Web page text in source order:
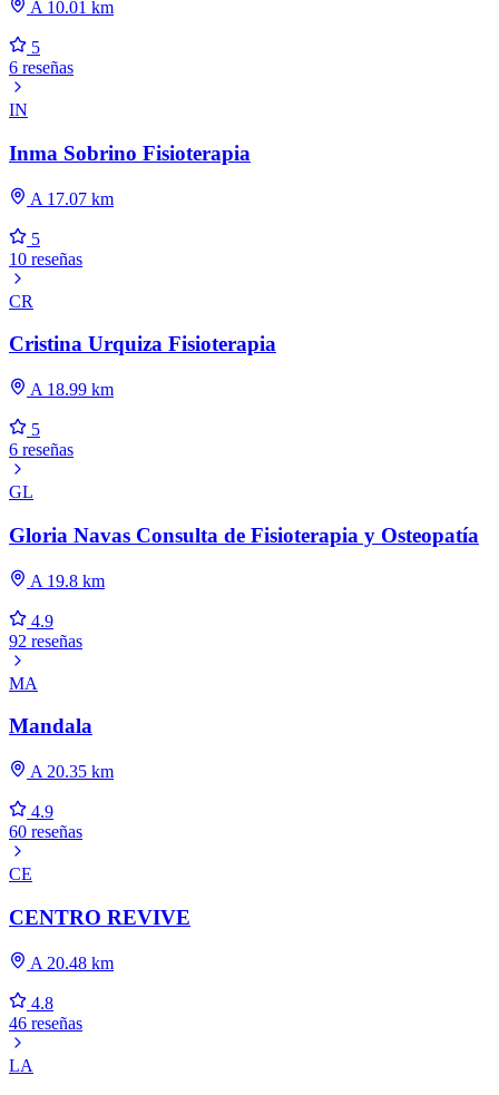
A 10.01 km
5
6 reseñas
IN
Inma Sobrino Fisioterapia
A 17.07 km
5
10 reseñas
CR
Cristina Urquiza Fisioterapia
A 18.99 km
5
6 reseñas
GL
Gloria Navas Consulta de Fisioterapia y Osteopatía
A 19.8 km
4.9
92 reseñas
MA
Mandala
A 20.35 km
4.9
60 reseñas
CE
CENTRO REVIVE
A 20.48 km
4.8
46 reseñas
LA